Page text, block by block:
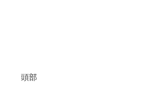
頭部